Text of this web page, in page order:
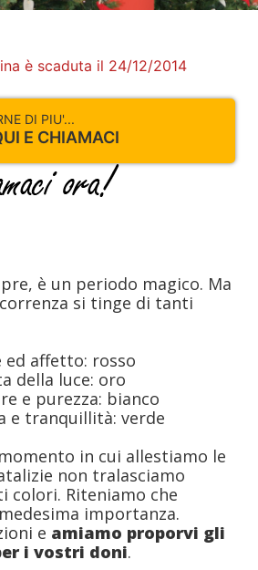
è scaduta il 24/12/2014
DI PIU'...
E CHIAMACI
è un periodo magico. Ma
si tinge di tanti
ed affetto: rosso
della luce: oro
e purezza: bianco
e tranquillità: verde
in cui allestiamo le
non tralasciamo
colori. Riteniamo che
importanza.
e amiamo proporvi gli
i vostri doni.